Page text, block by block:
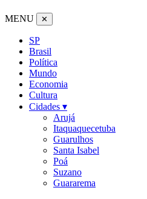
MENU ✕
SP
Brasil
Política
Mundo
Economia
Cultura
Cidades ▾
Arujá
Itaquaquecetuba
Guarulhos
Santa Isabel
Poá
Suzano
Guararema